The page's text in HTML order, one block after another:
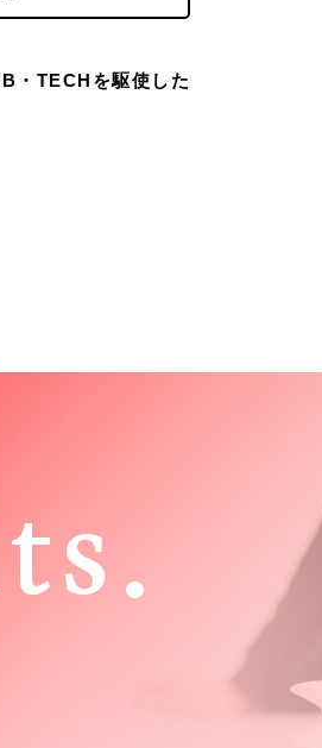
・TECHを駆使した